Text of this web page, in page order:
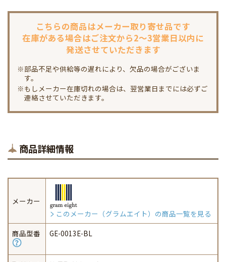
こちらの商品はメーカー取り寄せ品です
在庫がある場合はご注文から2～3営業日以内に
発送させていただきます
※部品不足や供給等の遅れにより、欠品の場合がございま
す。
※もしメーカー在庫切れの場合は、翌営業日までには必ずご
連絡させていただきます。
商品詳細情報
メーカー
このメーカー（グラムエイト）の商品一覧を見る
商品型番
GE-0013E-BL